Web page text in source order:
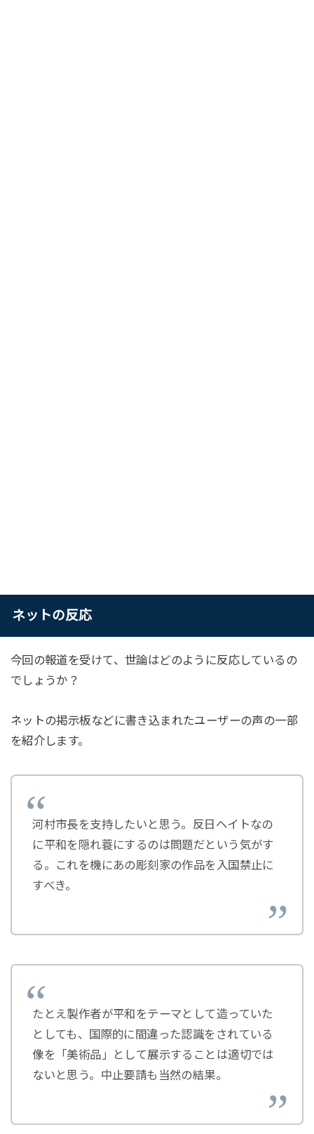
ネットの反応
今回の報道を受けて、世論はどのように反応しているの
でしょうか？
ネットの掲示板などに書き込まれたユーザーの声の一部
を紹介します。
河村市長を支持したいと思う。反日ヘイトなの
に平和を隠れ蓑にするのは問題だという気がす
る。これを機にあの彫刻家の作品を入国禁止に
すべき。
たとえ製作者が平和をテーマとして造っていた
としても、国際的に間違った認識をされている
像を「美術品」として展示することは適切では
ないと思う。中止要請も当然の結果。